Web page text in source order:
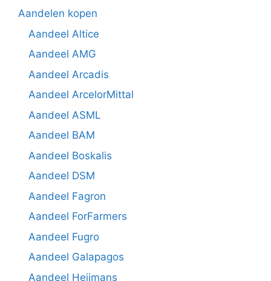
Aandelen kopen
Aandeel Altice
Aandeel AMG
Aandeel Arcadis
Aandeel ArcelorMittal
Aandeel ASML
Aandeel BAM
Aandeel Boskalis
Aandeel DSM
Aandeel Fagron
Aandeel ForFarmers
Aandeel Fugro
Aandeel Galapagos
Aandeel Heijmans